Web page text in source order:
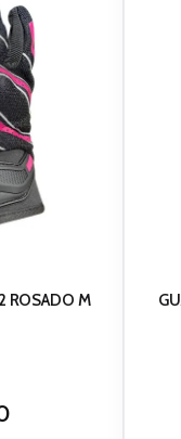
ROSADO M